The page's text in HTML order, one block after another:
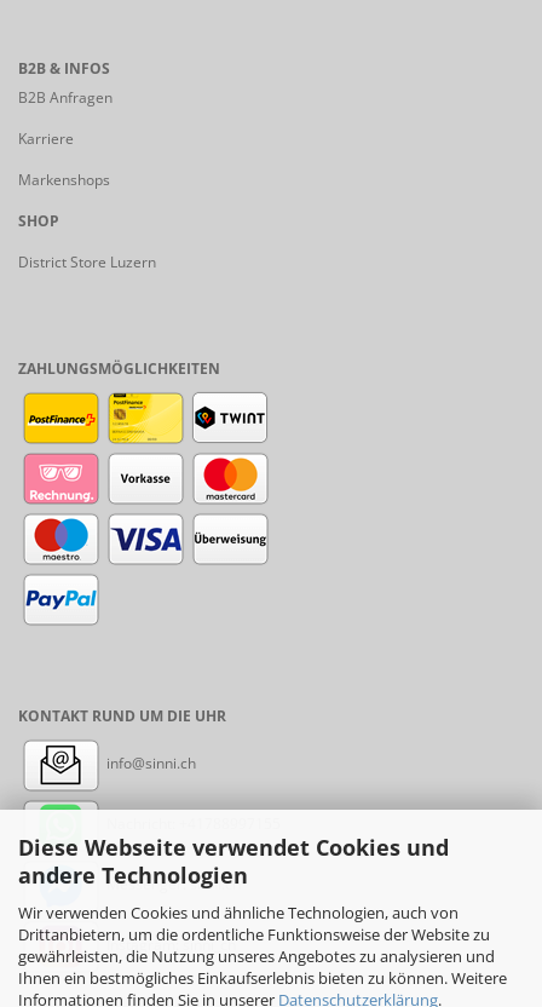
Diese Webseite verwendet Cookies und
andere Technologien
Wir verwenden Cookies und ähnliche Technologien, auch von
Drittanbietern, um die ordentliche Funktionsweise der Website zu
gewährleisten, die Nutzung unseres Angebotes zu analysieren und
Ihnen ein bestmögliches Einkaufserlebnis bieten zu können. Weitere
Informationen finden Sie in unserer Datenschutzerklärung.
B2B & INFOS
B2B Anfragen
Karriere
Markenshops
SHOP
District Store Luzern
ZAHLUNGSMÖGLICHKEITEN
KONTAKT RUND UM DIE UHR
info@sinni.ch
Messenger: sinni.ch
Instagram: sinni_ch